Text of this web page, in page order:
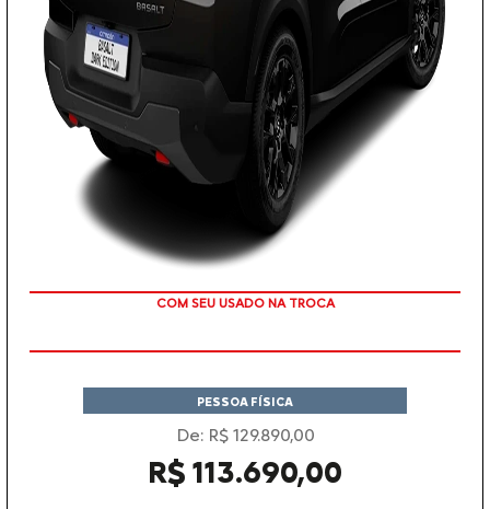
TAXA ZERO
PESSOA FÍSICA
De: R$ 129.890,00
R$ 113.690,00